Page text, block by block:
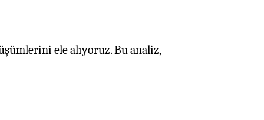
ele alıyoruz. Bu analiz,